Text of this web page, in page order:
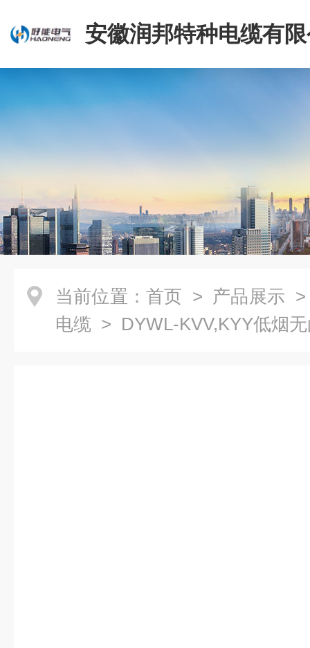
安徽润邦特种电缆有
当前位置： 首页 > 产品展示
电缆 > DYWL-KVV,KYY低烟